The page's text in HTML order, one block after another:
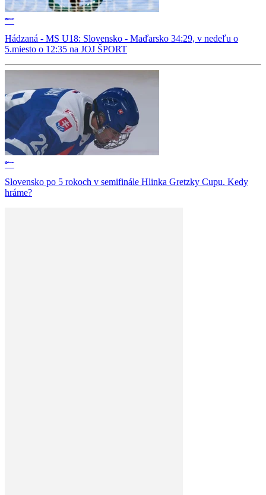
Hádzaná - MS U18: Slovensko - Maďarsko 34:29, v nedeľu o
5.miesto o 12:35 na JOJ ŠPORT
Slovensko po 5 rokoch v semifinále Hlinka Gretzky Cupu. Kedy
hráme?